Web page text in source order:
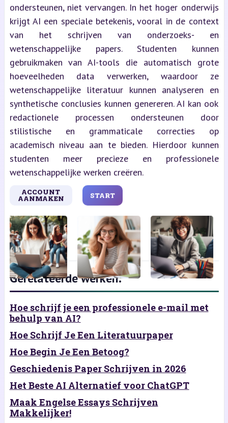
ondersteunen, niet vervangen. In het hoger onderwijs
krijgt AI een speciale betekenis, vooral in de context
van het schrijven van onderzoeks- en
wetenschappelijke papers. Studenten kunnen
gebruikmaken van AI-tools die automatisch grote
hoeveelheden data verwerken, waardoor ze
wetenschappelijke literatuur kunnen analyseren en
synthetische conclusies kunnen genereren. AI kan ook
redactionele processen ondersteunen door
stilistische en grammaticale correcties op
academisch niveau aan te bieden. Hierdoor kunnen
studenten meer precieze en professionele
wetenschappelijke werken creëren.
ACCOUNT
AANMAKEN START
Gerelateerde werken:
Hoe schrijf je een professionele e-mail met
behulp van AI?
Hoe Schrijf Je Een Literatuurpaper
Hoe Begin Je Een Betoog?
Geschiedenis Paper Schrijven in 2026
Het Beste AI Alternatief voor ChatGPT
Maak Engelse Essays Schrijven
Makkelijker!